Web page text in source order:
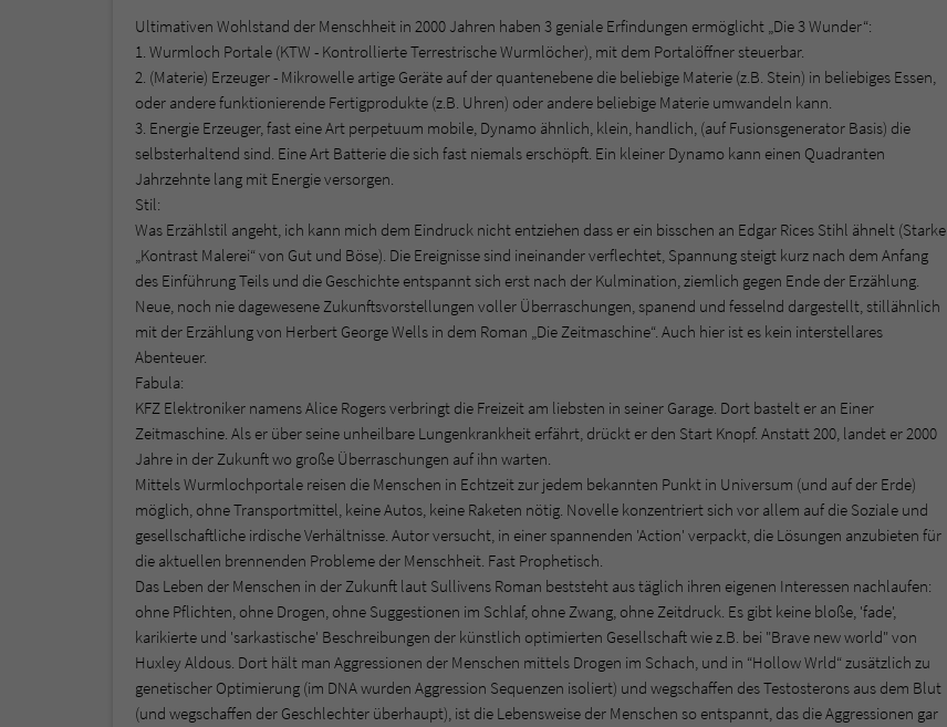
Ultimativen Wohlstand der Menschheit in 2000 Jahren haben 3 geniale Erfindungen ermöglicht „Die 3 Wunder“:
1. Wurmloch Portale (KTW - Kontrollierte Terrestrische Wurmlöcher), mit dem Portalöffner steuerbar.
2. (Materie) Erzeuger - Mikrowelle artige Geräte auf der quantenebene die beliebige Materie (z.B. Stein) in beliebiges Essen,
oder andere funktionierende Fertigprodukte (z.B. Uhren) oder andere beliebige Materie umwandeln kann.
3. Energie Erzeuger, fast eine Art perpetuum mobile, Dynamo ähnlich, klein, handlich, (auf Fusionsgenerator Basis) die
selbsterhaltend sind. Eine Art Batterie die sich fast niemals erschöpft. Ein kleiner Dynamo kann einen Quadranten
Jahrzehnte lang mit Energie versorgen.
Stil:
Was Erzählstil angeht, ich kann mich dem Eindruck nicht entziehen dass er ein bisschen an Edgar Rices Stihl ähnelt (Starke
„Kontrast Malerei“ von Gut und Böse). Die Ereignisse sind ineinander verflechtet, Spannung steigt kurz nach dem Anfang
des Einführung Teils und die Geschichte entspannt sich erst nach der Kulmination, ziemlich gegen Ende der Erzählung.
Neue, noch nie dagewesene Zukunftsvorstellungen voller Überraschungen, spanend und fesselnd dargestellt, stillähnlich
mit der Erzählung von Herbert George Wells in dem Roman „Die Zeitmaschine“. Auch hier ist es kein interstellares
Abenteuer.
Fabula:
KFZ Elektroniker namens Alice Rogers verbringt die Freizeit am liebsten in seiner Garage. Dort bastelt er an Einer
Zeitmaschine. Als er über seine unheilbare Lungenkrankheit erfährt, drückt er den Start Knopf. Anstatt 200, landet er 2000
Jahre in der Zukunft wo große Überraschungen auf ihn warten.
Mittels Wurmlochportale reisen die Menschen in Echtzeit zur jedem bekannten Punkt in Universum (und auf der Erde)
möglich, ohne Transportmittel, keine Autos, keine Raketen nötig. Novelle konzentriert sich vor allem auf die Soziale und
gesellschaftliche irdische Verhältnisse. Autor versucht, in einer spannenden 'Action' verpackt, die Lösungen anzubieten für
die aktuellen brennenden Probleme der Menschheit. Fast Prophetisch.
Das Leben der Menschen in der Zukunft laut Sullivens Roman beststeht aus täglich ihren eigenen Interessen nachlaufen:
ohne Pflichten, ohne Drogen, ohne Suggestionen im Schlaf, ohne Zwang, ohne Zeitdruck. Es gibt keine bloße, 'fade',
karikierte und 'sarkastische' Beschreibungen der künstlich optimierten Gesellschaft wie z.B. bei "Brave new world" von
Huxley Aldous. Dort hält man Aggressionen der Menschen mittels Drogen im Schach, und in “Hollow Wrld“ zusätzlich zu
genetischer Optimierung (im DNA wurden Aggression Sequenzen isoliert) und wegschaffen des Testosterons aus dem Blut
(und wegschaffen der Geschlechter überhaupt), ist die Lebensweise der Menschen so entspannt, das die Aggressionen gar